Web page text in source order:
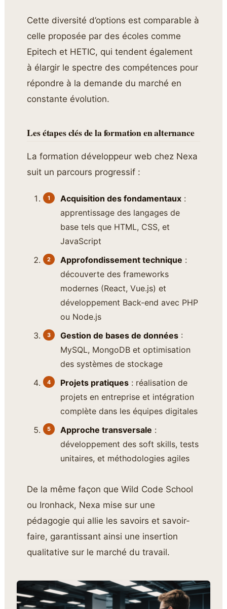
Cette diversité d’options est comparable à
celle proposée par des écoles comme
Epitech et HETIC, qui tendent également
à élargir le spectre des compétences pour
répondre à la demande du marché en
constante évolution.
Les étapes clés de la formation en alternance
La formation développeur web chez Nexa
suit un parcours progressif :
Acquisition des fondamentaux :
apprentissage des langages de
base tels que HTML, CSS, et
JavaScript
Approfondissement technique :
découverte des frameworks
modernes (React, Vue.js) et
développement Back-end avec PHP
ou Node.js
Gestion de bases de données :
MySQL, MongoDB et optimisation
des systèmes de stockage
Projets pratiques : réalisation de
projets en entreprise et intégration
complète dans les équipes digitales
Approche transversale :
développement des soft skills, tests
unitaires, et méthodologies agiles
De la même façon que Wild Code School
ou Ironhack, Nexa mise sur une
pédagogie qui allie les savoirs et savoir-
faire, garantissant ainsi une insertion
qualitative sur le marché du travail.